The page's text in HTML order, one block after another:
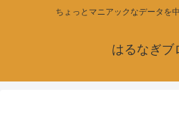
ちょっとマニアックなデータを
はるなぎブ